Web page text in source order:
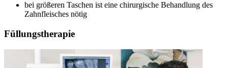
bei größeren Taschen ist eine chirurgische Behandlung des
Zahnfleisches nötig
Füllungstherapie